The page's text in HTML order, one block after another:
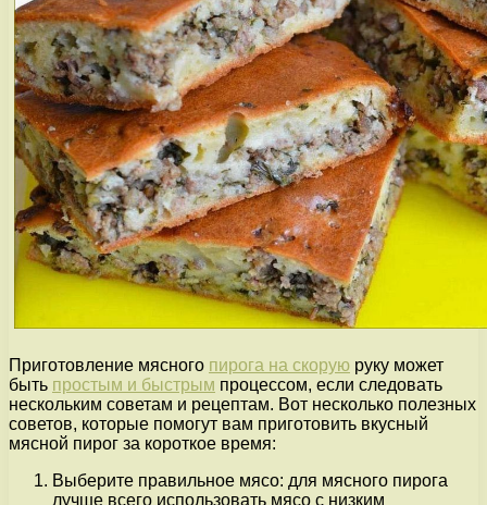
Приготовление мясного пирога на скорую руку может
быть простым и быстрым процессом, если следовать
нескольким советам и рецептам. Вот несколько полезных
советов, которые помогут вам приготовить вкусный
мясной пирог за короткое время:
Выберите правильное мясо: для мясного пирога
лучше всего использовать мясо с низким